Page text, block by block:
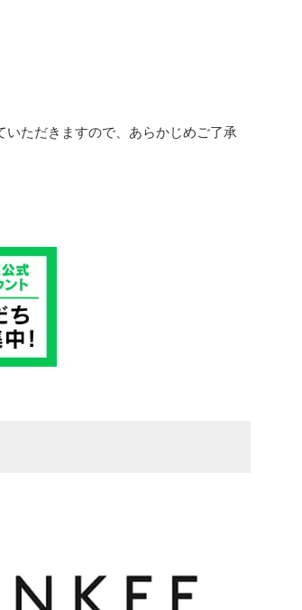
ただきますので、あらかじめご了承